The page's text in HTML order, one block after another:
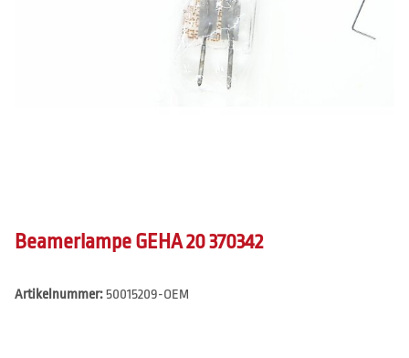
Beamerlampe GEHA 20 370342
Artikelnummer:50015209-OEM